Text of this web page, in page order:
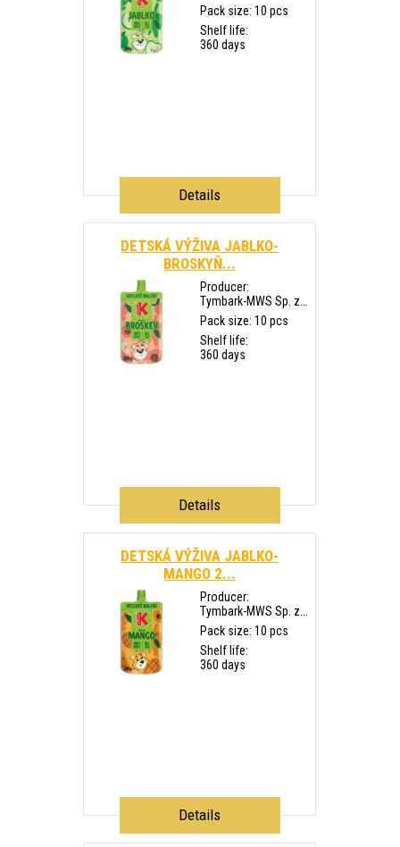
Pack size: 10 pcs
Shelf life:
360 days
Details
DETSKÁ VÝŽIVA JABLKO-
BROSKYŇ...
Producer:
Tymbark-MWS Sp. z...
Pack size: 10 pcs
Shelf life:
360 days
Details
DETSKÁ VÝŽIVA JABLKO-
MANGO 2...
Producer:
Tymbark-MWS Sp. z...
Pack size: 10 pcs
Shelf life:
360 days
Details